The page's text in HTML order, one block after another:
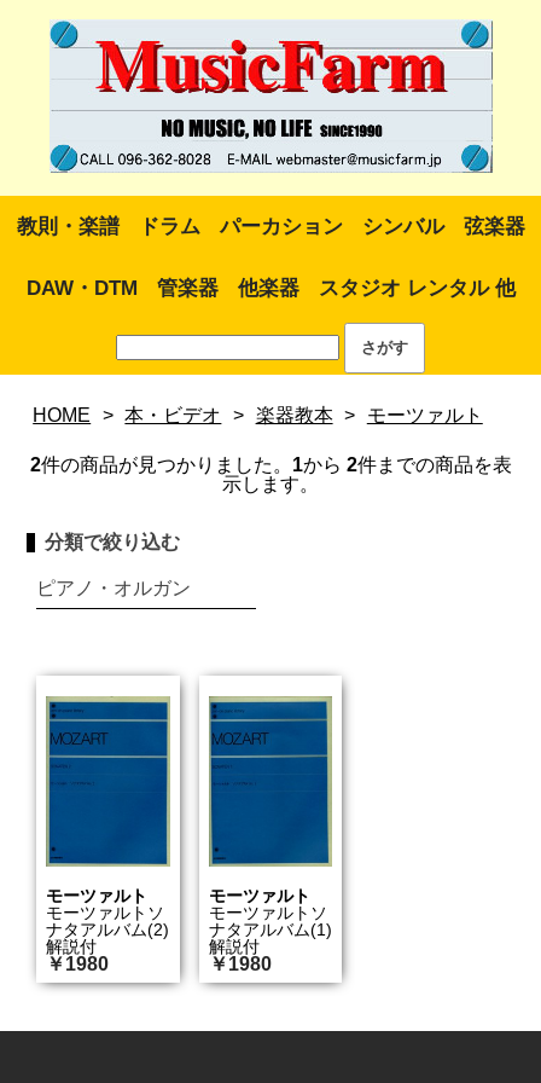
教則・楽譜 ドラム パーカション シンバル 弦楽器
DAW・DTM 管楽器 他楽器 スタジオ レンタル 他
HOME > 本・ビデオ > 楽器教本 > モーツァルト
2件の商品が見つかりました。 1から 2件までの商品を表
示します。
分類で絞り込む
ピアノ・オルガン
モーツァルト
モーツァルトソ
ナタアルバム(2)
解説付
￥1980
モーツァルト
モーツァルトソ
ナタアルバム(1)
解説付
￥1980